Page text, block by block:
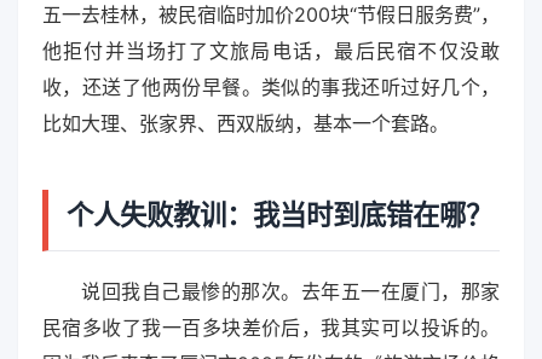
五一去桂林，被民宿临时加价200块“节假日服务费”，
他拒付并当场打了文旅局电话，最后民宿不仅没敢
收，还送了他两份早餐。类似的事我还听过好几个，
比如大理、张家界、西双版纳，基本一个套路。
个人失败教训：我当时到底错在哪？
说回我自己最惨的那次。去年五一在厦门，那家
民宿多收了我一百多块差价后，我其实可以投诉的。